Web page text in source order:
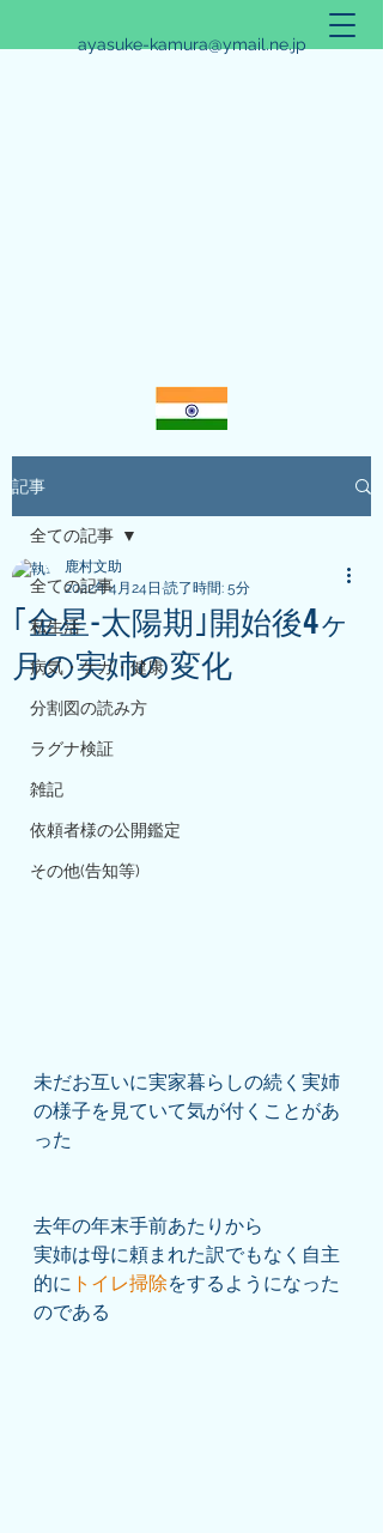
ayasuke-kamura@ymail.ne.jp
アリシュタ・バンガ~JYOTISHのススメ~
記事
全ての記事
私生活
病気・ケガ・健康
分割図の読み方
ラグナ検証
雑記
依頼者様の公開鑑定
その他(告知等)
全ての記事
｢金星-太陽期｣開始後4ヶ
月の実姉の変化
鹿村文助
2022年4月24日 読了時間: 5分
未だお互いに実家暮らしの続く実姉
の様子を見ていて気が付くことがあ
った
去年の年末手前あたりから
実姉は母に頼まれた訳でもなく自主
的に トイレ掃除をするようになった
のである